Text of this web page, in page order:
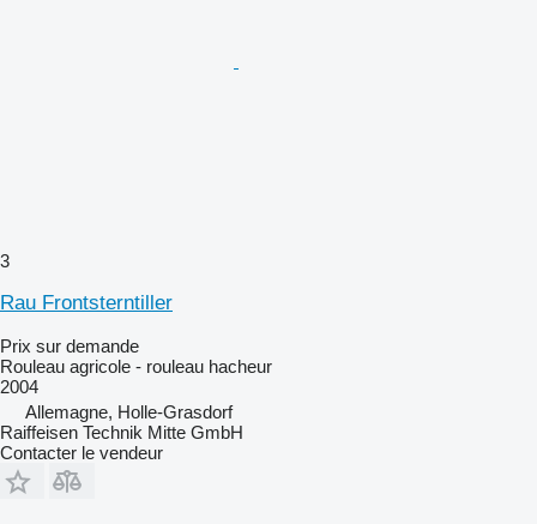
3
Rau Frontsterntiller
Prix sur demande
Rouleau agricole - rouleau hacheur
2004
Allemagne, Holle-Grasdorf
Raiffeisen Technik Mitte GmbH
Contacter le vendeur